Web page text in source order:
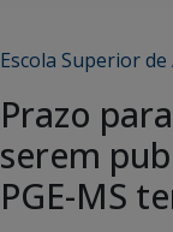
Escola Superior de
Prazo
serem
PGE-MS